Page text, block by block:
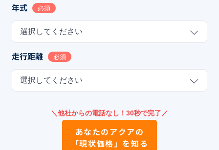
年式 必須
選択してください
走行距離 必須
選択してください
＼他社からの電話なし！30秒で完了／
あなたのアクアの
「現状価格」を知る